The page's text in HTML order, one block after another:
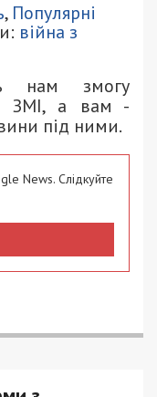
, Популярні
війна з
нам змогу
ЗМІ, а вам -
під ними.
News. Слідкуйте